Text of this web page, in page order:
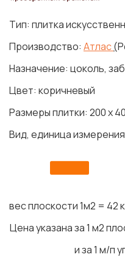
Тип: плитка
Производство: Атлас(
Назначение: цоколь,
Цвет: коричневый
Размеры плитки: 200 х
Вид, единица
вес плоскости 1м2 = 42
Цена указана за 1 м2
и за 1 м/п